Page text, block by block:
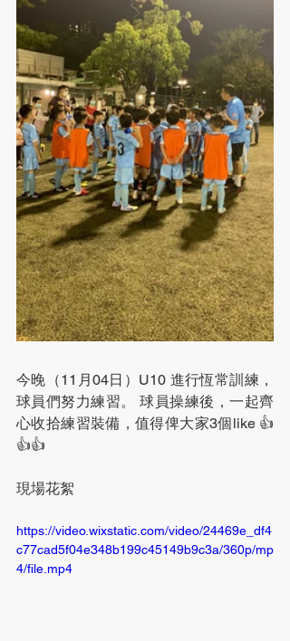
今晚（11月04日）U10 進行恆常訓練，
球員們努力練習。 球員操練後，一起齊
心收拾練習裝備，值得俾大家3個like 👍
👍👍
現場花絮
https://video.wixstatic.com/video/24469e_df4
c77cad5f04e348b199c45149b9c3a/360p/mp
4/file.mp4